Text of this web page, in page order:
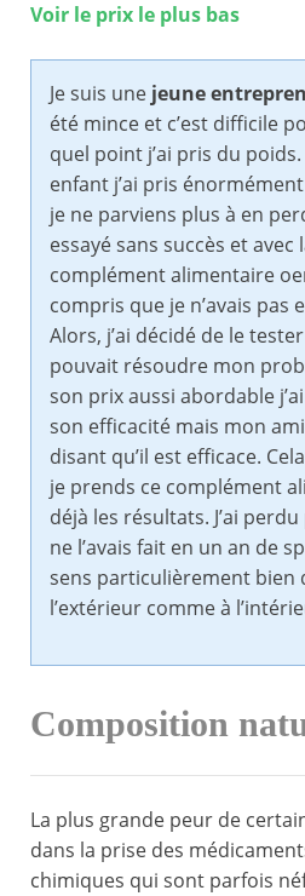
Voir le prix le plus bas
Je suis une jeune
été mince et c’est difficile
quel point j’ai pris du
enfant j’ai pris
je ne parviens plus à en
essayé sans succès et
complément alimentaire
compris que je n’avais pas
Alors, j’ai décidé de le
pouvait résoudre mon
son prix aussi abordable
son efficacité mais mon
disant qu’il est efficace.
je prends ce complément
déjà les résultats. J’ai
ne l’avais fait en un an de
sens particulièrement bien
l’extérieur comme à
Composition
La plus grande peur de
dans la prise des
chimiques qui sont parfois